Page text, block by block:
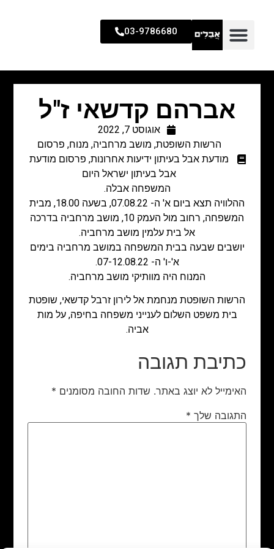
03-9786680
אברהם קדשאי ז"ל
אוגוסט 7, 2022
הרשות השופטת, מושב מרחביה, מנוח, פרסום
מודעת אבל בעיתון ידיעות אחרונות, פרסום מודעת
אבל בעיתון ישראל היום
המשפחה אבלה.
ההלוויה תצא ביום א' ה- 07.08.22, בשעה 18.00, מבית
המשפחה, רחוב מול העמק 10, מושב מרחביה בדרכה
אל בית עלמין מושב מרחביה.
יושבים שבעה בבית המשפחה במושב מרחביה בימים
א'-ו' ה- 07-12.08.22.
המנוח היה מוותיקי מושב מרחביה.
הרשות השופטת מנחמת אל לירון זרבל קדשאי, שופטת
בית משפט השלום לענייני משפחה בחיפה, על מות
אביה.
כתיבת תגובה
האימייל לא יוצג באתר. שדות החובה מסומנים *
התגובה שלך *